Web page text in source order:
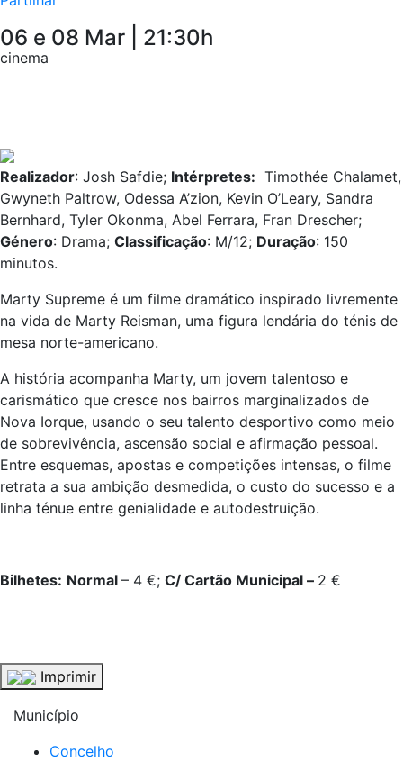
06 e 08 Mar | 21:30h
cinema
Realizador: Josh Safdie; Intérpretes: Timothée Chalamet,
Gwyneth Paltrow, Odessa A’zion, Kevin O’Leary, Sandra
Bernhard, Tyler Okonma, Abel Ferrara, Fran Drescher;
Género: Drama; Classificação: M/12; Duração: 150
minutos.
Marty Supreme é um filme dramático inspirado livremente
na vida de Marty Reisman, uma figura lendária do ténis de
mesa norte-americano.
A história acompanha Marty, um jovem talentoso e
carismático que cresce nos bairros marginalizados de
Nova Iorque, usando o seu talento desportivo como meio
de sobrevivência, ascensão social e afirmação pessoal.
Entre esquemas, apostas e competições intensas, o filme
retrata a sua ambição desmedida, o custo do sucesso e a
linha ténue entre genialidade e autodestruição.
Bilhetes: Normal – 4 €; C/ Cartão Municipal – 2 €
Imprimir
Município
Concelho